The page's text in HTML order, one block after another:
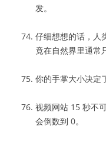
发。
仔细想想的话，人
竟在自然界里通常
你的手掌大小决定
视频网站 15 秒不
会倒数到 0。